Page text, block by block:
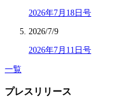
2026年7月18日号
2026/7/9
2026年7月11日号
一覧
プレスリリース